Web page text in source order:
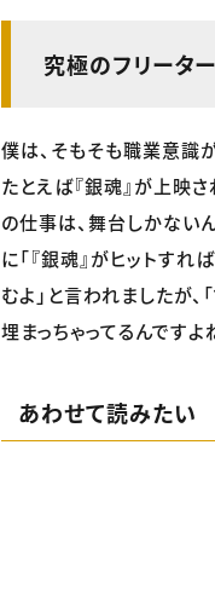
究極のフリータ
僕は、そもそも職業意識
たとえば『銀魂』が上映
の仕事は、舞台しかない
に「『銀魂』がヒットす
むよ」と言われましたが、
埋まっちゃってるんですよね
あわせて読みたい